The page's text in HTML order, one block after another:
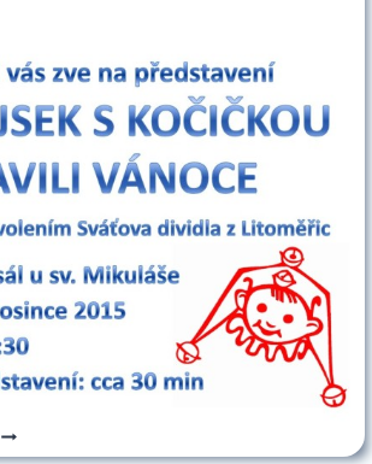
POZVÁNKA